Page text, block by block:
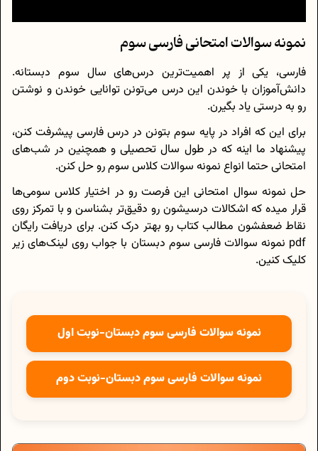
نمونه سوالات امتحانی فارسی سوم
فارسی، یکی از پر اهمیت‌ترین درس‌های سال سوم دبستانه.
دانش‌آموزان با خوندن این درس می‌تونن توانایی خوندن و نوشتن
رو به درستی یاد بگیرن.
برای این که افراد در پایه سوم بتونن در درس فارسی پیشرفت کنن،
پیشنهاد ما اینه که در طول سال تحصیلی و همچنین در شب‌های
امتحانی حتما انواع نمونه سوالات کلاس سوم رو حل کنن.
حل نمونه سوال امتحانی این فرصت رو در اختیار کلاس سومی‌ها
قرار میده که اشکالات درسیشون رو دقیق‌تر بشناسن و با تمرکز روی
نقاط ضعفشون مطالب کتاب رو بهتر درک کنن. برای دریافت رایگان
pdf نمونه سوالات فارسی سوم دبستان با جواب روی لینک‌های زیر
کلیک کنین.
نمونه سوالات فارسی سوم دبستان-نوبت اول
نمونه سوالات فارسی سوم دبستان-نوبت دوم